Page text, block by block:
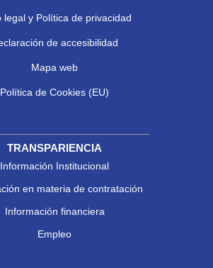
legal y Política de privacidad
de accesibilidad
Mapa web
Política de Cookies (EU)
TRANSPARIENCIA
Información Institucional
en materia de contratación
Información financiera
Empleo